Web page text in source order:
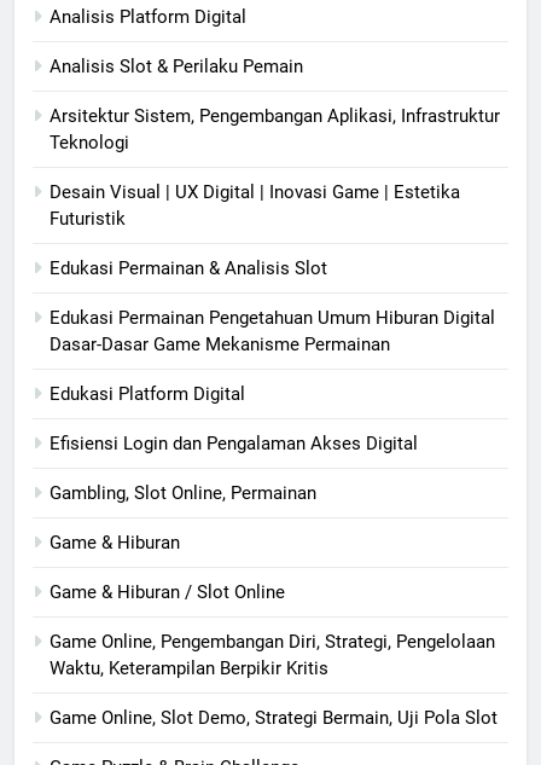
Analisis Platform Digital
Analisis Slot & Perilaku Pemain
Arsitektur Sistem, Pengembangan Aplikasi, Infrastruktur
Teknologi
Desain Visual | UX Digital | Inovasi Game | Estetika
Futuristik
Edukasi Permainan & Analisis Slot
Edukasi Permainan Pengetahuan Umum Hiburan Digital
Dasar-Dasar Game Mekanisme Permainan
Edukasi Platform Digital
Efisiensi Login dan Pengalaman Akses Digital
Gambling, Slot Online, Permainan
Game & Hiburan
Game & Hiburan / Slot Online
Game Online, Pengembangan Diri, Strategi, Pengelolaan
Waktu, Keterampilan Berpikir Kritis
Game Online, Slot Demo, Strategi Bermain, Uji Pola Slot